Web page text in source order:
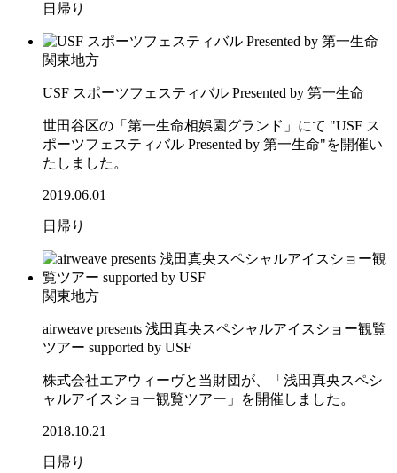
日帰り
関東地方
USF スポーツフェスティバル Presented by 第一生命
世田谷区の「第一生命相娯園グランド」にて "USF ス
ポーツフェスティバル Presented by 第一生命"を開催い
たしました。
2019.06.01
日帰り
関東地方
airweave presents 浅田真央スペシャルアイスショー観覧
ツアー supported by USF
株式会社エアウィーヴと当財団が、「浅田真央スペシ
ャルアイスショー観覧ツアー」を開催しました。
2018.10.21
日帰り